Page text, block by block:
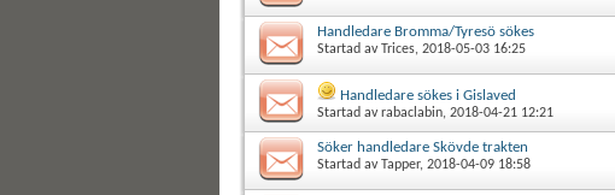
Handledare Bromma/Tyresö sökes
Startad avTrices, 2018-05-03 16:25
Handledare sökes i Gislaved
Startad avrabaclabin, 2018-04-21 12:21
Söker handledare Skövde trakten
Startad avTapper, 2018-04-09 18:58